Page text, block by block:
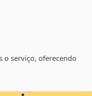
o serviço, oferecendo